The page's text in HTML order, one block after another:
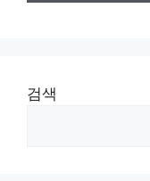
검색